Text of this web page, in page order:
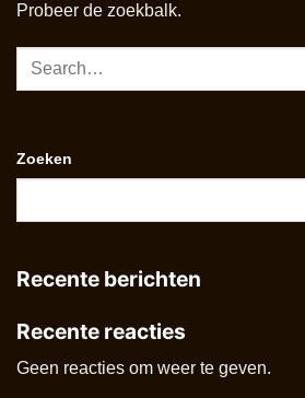
Probeer de zoekbalk.
Zoeken
Recente berichten
Recente reacties
Geen reacties om weer te geven.